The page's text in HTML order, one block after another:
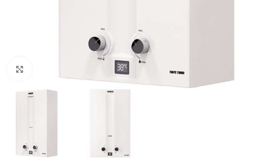
Нажмите, чтобы увеличить